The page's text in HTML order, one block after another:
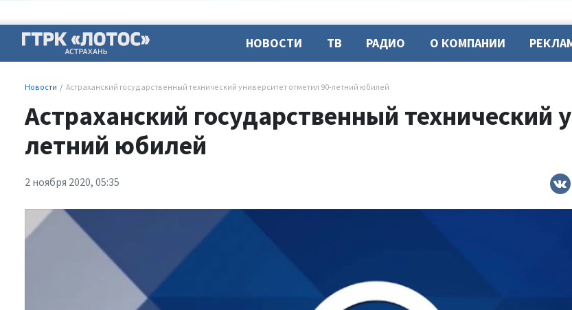
НОВОСТИ ТВ РАДИО О КОМПАНИИ
Новости Астраханский государственный технический университет отметил 90-летний юбилей
Астраханский государственный технический
летний юбилей
2 ноября 2020, 05:35